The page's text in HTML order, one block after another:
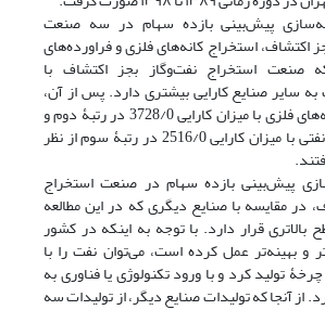
پیش‌بینی بازده سهام در سه صنعت
اکتشاف، استخراج کانه‌های فلزی و فراورده‌های
صنعت استخراج نفت‌وگاز بجز اکتشاف با
0 نسبت به سایر صنایع کارایی بیشتری دارد. پس از آن،
صنعت استخراج کانه‌های فلزی با میزان کارایی 3728/0 در رتبۀ دوم و
صنعت فراورده‏های نفتی با میزان کارایی 2516/0 در رتبۀ سوم از نظر
پیش‌بینی بازده سهام در صنعت استخراج
در مقایسه با صنایع دیگری که در این مطالعه
قرار دارد. با توجه به اینکه در کشور
و بهینه‌تر عمل کرده است، می‌توان نفت را با
تولید کرد و با ورود تکنولوژی یا فناوری به
از آنجا که تولیدات صنایع دیگر، از تولیدات سه